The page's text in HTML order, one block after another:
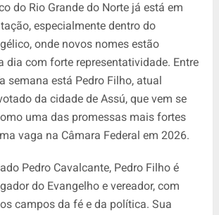
do Rio Grande do Norte já está em
especialmente dentro do
onde novos nomes estão
dia com forte representatividade. Entre
semana está Pedro Filho, atual
da cidade de Assú, que vem se
uma das promessas mais fortes
vaga na Câmara Federal em 2026.
Pedro Cavalcante, Pedro Filho é
do Evangelho e vereador, com
campos da fé e da política. Sua